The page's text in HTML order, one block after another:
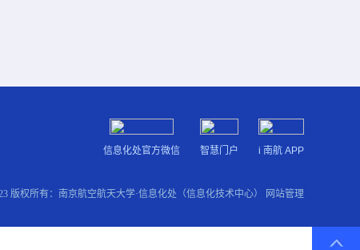
信息化处官方微信 智慧门户 i 南航 APP
版权所有：南京航空航天大学·信息化处（信息化技术中心） 网站管理